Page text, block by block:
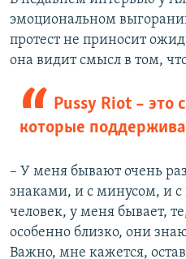
эмоциональном
протест не приносит
она видит смысл в том,
Pussy Riot – это
которые
– У меня бывают очень
знаками, и с минусом, и
человек, у меня бывает,
особенно близко, они
Важно, мне кажется,